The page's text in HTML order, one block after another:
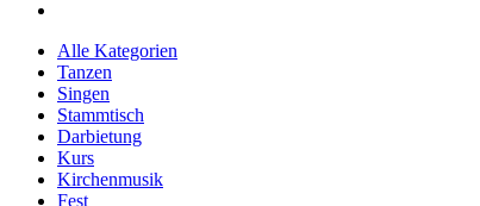
Alle Kategorien
Tanzen
Singen
Stammtisch
Darbietung
Kurs
Kirchenmusik
Fest